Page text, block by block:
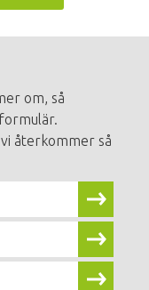
om, så
återkommer så